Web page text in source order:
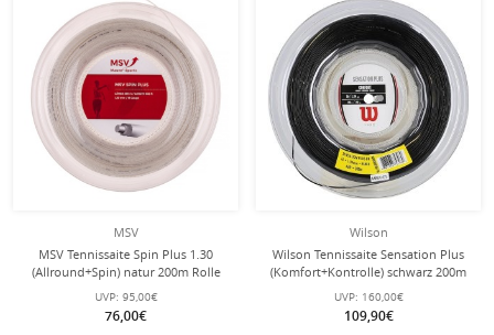
MSV
MSV Tennissaite Spin Plus 1.30
(Allround+Spin) natur 200m Rolle
UVP: 95,00€
76,00€
Wilson
Wilson Tennissaite Sensation Plus
(Komfort+Kontrolle) schwarz 200m
Rolle
UVP: 160,00€
109,90€